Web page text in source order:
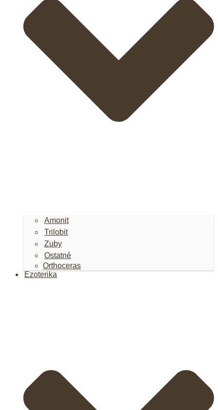
Amonit
Trilobit
Zuby
Ostatné
Orthoceras
Ezoterika